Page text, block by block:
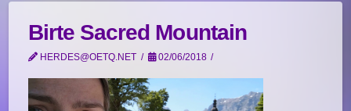
Birte Sacred Mountain
HERDES@OETQ.NET 02/06/2018